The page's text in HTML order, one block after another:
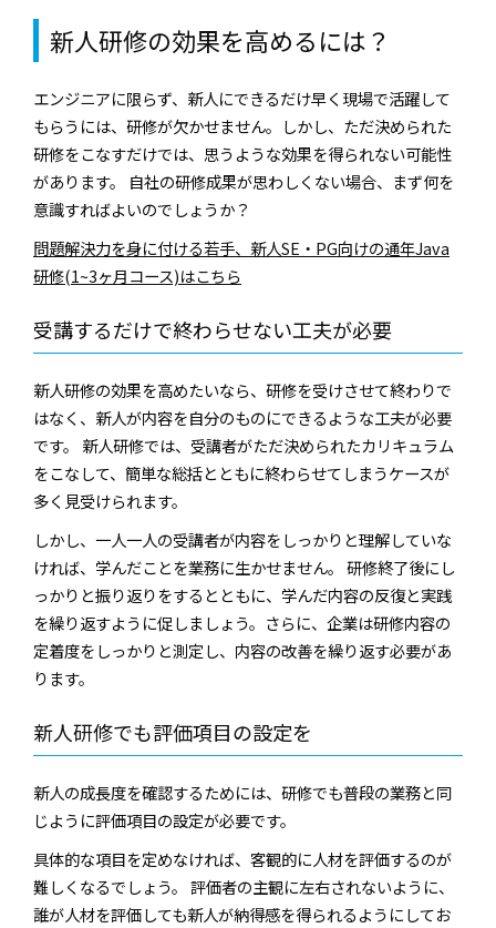
新人研修の効果を高めるには？
エンジニアに限らず、新人にできるだけ早く現場で活躍して
もらうには、研修が欠かせません。しかし、ただ決められた
研修をこなすだけでは、思うような効果を得られない可能性
があります。 自社の研修成果が思わしくない場合、まず何を
意識すればよいのでしょうか？
問題解決力を身に付ける若手、新人SE・PG向けの通年Java
研修(1~3ヶ月コース)はこちら
受講するだけで終わらせない工夫が必要
新人研修の効果を高めたいなら、研修を受けさせて終わりで
はなく、新人が内容を自分のものにできるような工夫が必要
です。 新人研修では、受講者がただ決められたカリキュラム
をこなして、簡単な総括とともに終わらせてしまうケースが
多く見受けられます。
しかし、一人一人の受講者が内容をしっかりと理解していな
ければ、学んだことを業務に生かせません。 研修終了後にし
っかりと振り返りをするとともに、学んだ内容の反復と実践
を繰り返すように促しましょう。さらに、企業は研修内容の
定着度をしっかりと測定し、内容の改善を繰り返す必要があ
ります。
新人研修でも評価項目の設定を
新人の成長度を確認するためには、研修でも普段の業務と同
じように評価項目の設定が必要です。
具体的な項目を定めなければ、客観的に人材を評価するのが
難しくなるでしょう。 評価者の主観に左右されないように、
誰が人材を評価しても新人が納得感を得られるようにしてお